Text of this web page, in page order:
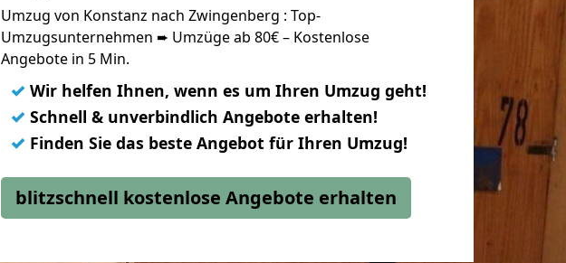
Umzug von Konstanz nach Zwingenberg : Top-
Umzugsunternehmen ➨ Umzüge ab 80€ – Kostenlose
Angebote in 5 Min.
✓ Wir helfen Ihnen, wenn es um Ihren Umzug geht!
✓ Schnell & unverbindlich Angebote erhalten!
✓ Finden Sie das beste Angebot für Ihren Umzug!
blitzschnell kostenlose Angebote erhalten